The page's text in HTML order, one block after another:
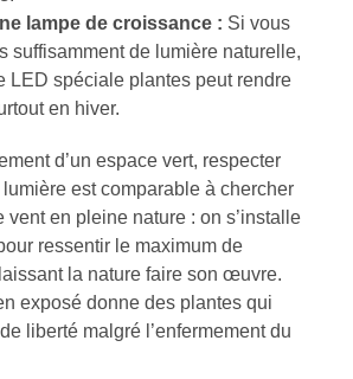
lampe de croissance : Si vous
suffisamment de lumière naturelle,
LED spéciale plantes peut rendre
en hiver.
d’un espace vert, respecter
est comparable à chercher
vent en pleine nature : on s’installe
ressentir le maximum de
la nature faire son œuvre.
exposé donne des plantes qui
liberté malgré l’enfermement du